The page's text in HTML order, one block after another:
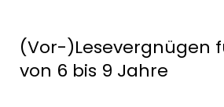
(Vor-)Lesevergnügen
von 6 bis 9 Jahre